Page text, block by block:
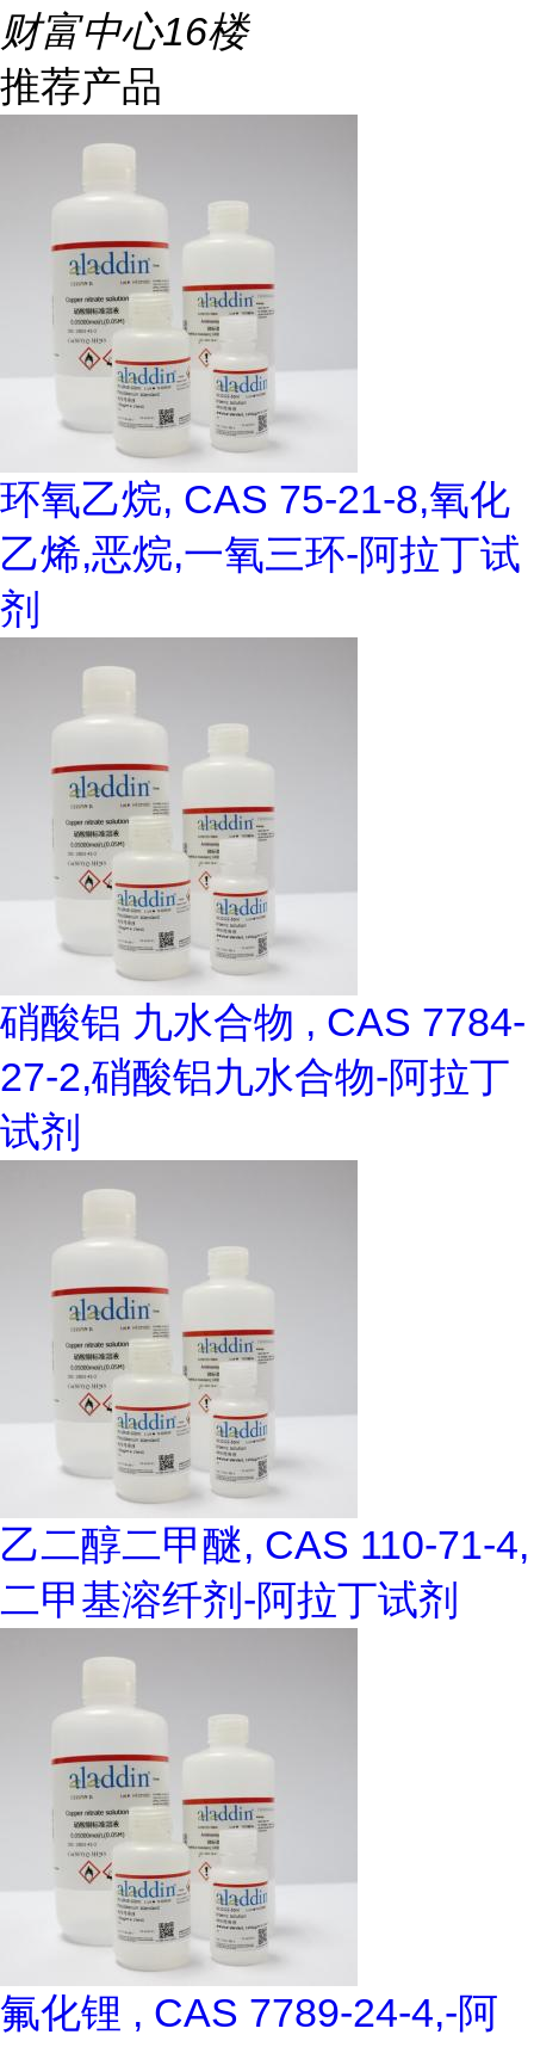
财富中心16楼
推荐产品
环氧乙烷, CAS 75-21-8,氧化
乙烯,恶烷,一氧三环-阿拉丁试
剂
硝酸铝 九水合物 , CAS 7784-
27-2,硝酸铝九水合物-阿拉丁
试剂
乙二醇二甲醚, CAS 110-71-4,
二甲基溶纤剂-阿拉丁试剂
氟化锂 , CAS 7789-24-4,-阿